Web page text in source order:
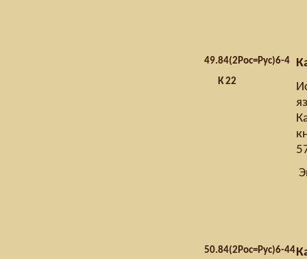
49.84(2Рос=Рус)6-4
К 22
50.84(2Рос=Рус)6-44